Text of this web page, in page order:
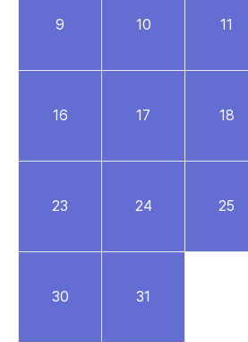
달력을
표입니다.
9 10 11
16 17 18
23 24 25
30 31